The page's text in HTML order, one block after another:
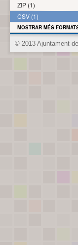
ZIP (1)
CSV (1)
MOSTRAR MÉS
© 2013 Ajuntament